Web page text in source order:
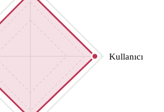
Kullanıcı